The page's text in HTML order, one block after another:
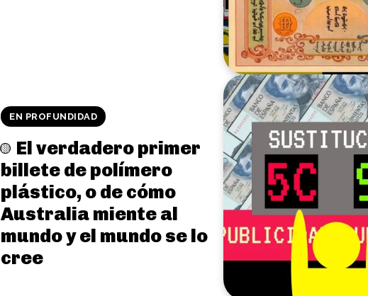
EN PROFUNDIDAD
El verdadero primer
billete de polímero
plástico, o de cómo
Australia miente al
mundo y el mundo se lo
cree